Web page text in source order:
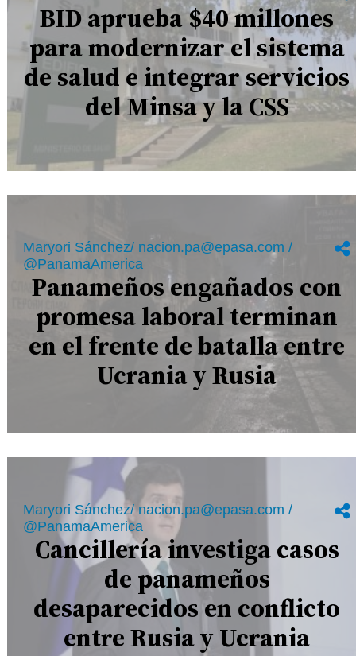
BID aprueba $40 millones
para modernizar el sistema
de salud e integrar servicios
del Minsa y la CSS
Maryori Sánchez/ nacion.pa@epasa.com /
@PanamaAmerica
Panameños engañados con
promesa laboral terminan
en el frente de batalla entre
Ucrania y Rusia
Maryori Sánchez/ nacion.pa@epasa.com /
@PanamaAmerica
Cancillería investiga casos
de panameños
desaparecidos en conflicto
entre Rusia y Ucrania